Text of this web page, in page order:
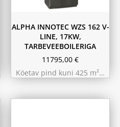
ALPHA INNOTEC WZS 162 V-
LINE, 17KW,
TARBEVEEBOILERIGA
11795,00 €
Köetav pind kuni 425 m²…